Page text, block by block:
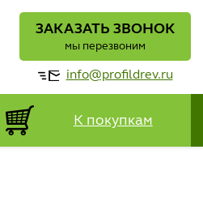
ЗАКАЗАТЬ ЗВОНОК
мы перезвоним
info@profildrev.ru
К покупкам